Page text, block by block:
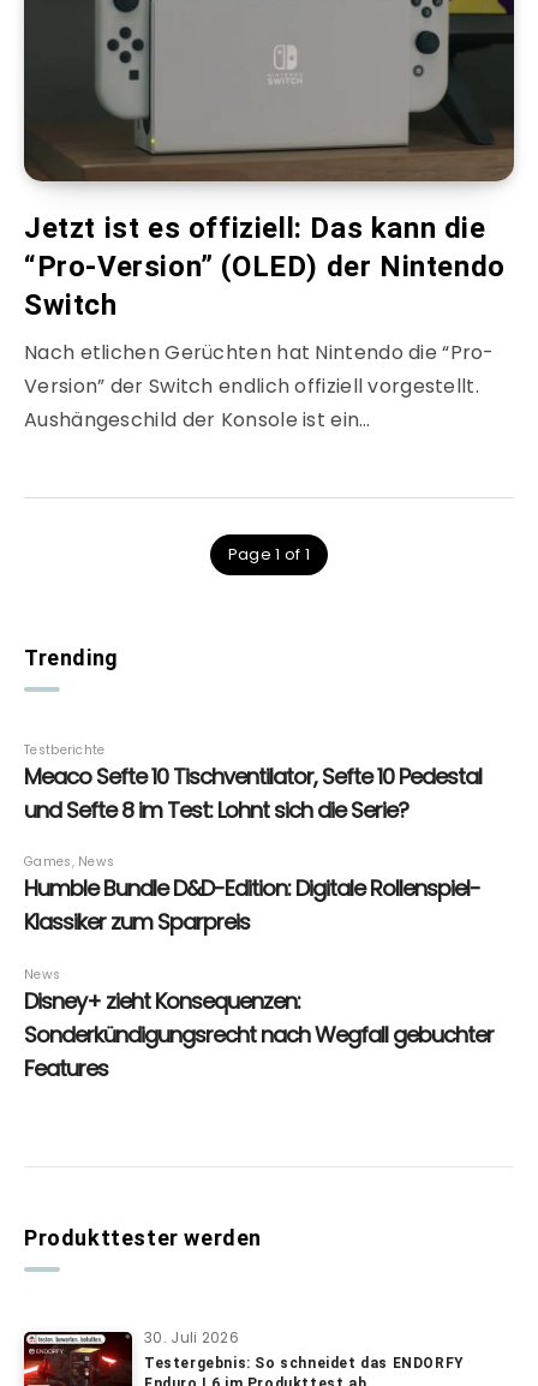
Jetzt ist es offiziell: Das kann die
“Pro-Version” (OLED) der Nintendo
Switch
Nach etlichen Gerüchten hat Nintendo die “Pro-
Version” der Switch endlich offiziell vorgestellt.
Aushängeschild der Konsole ist ein…
Page 1 of 1
Trending
Produkttester werden
30. Juli 2026
Testergebnis: So schneidet das ENDORFY